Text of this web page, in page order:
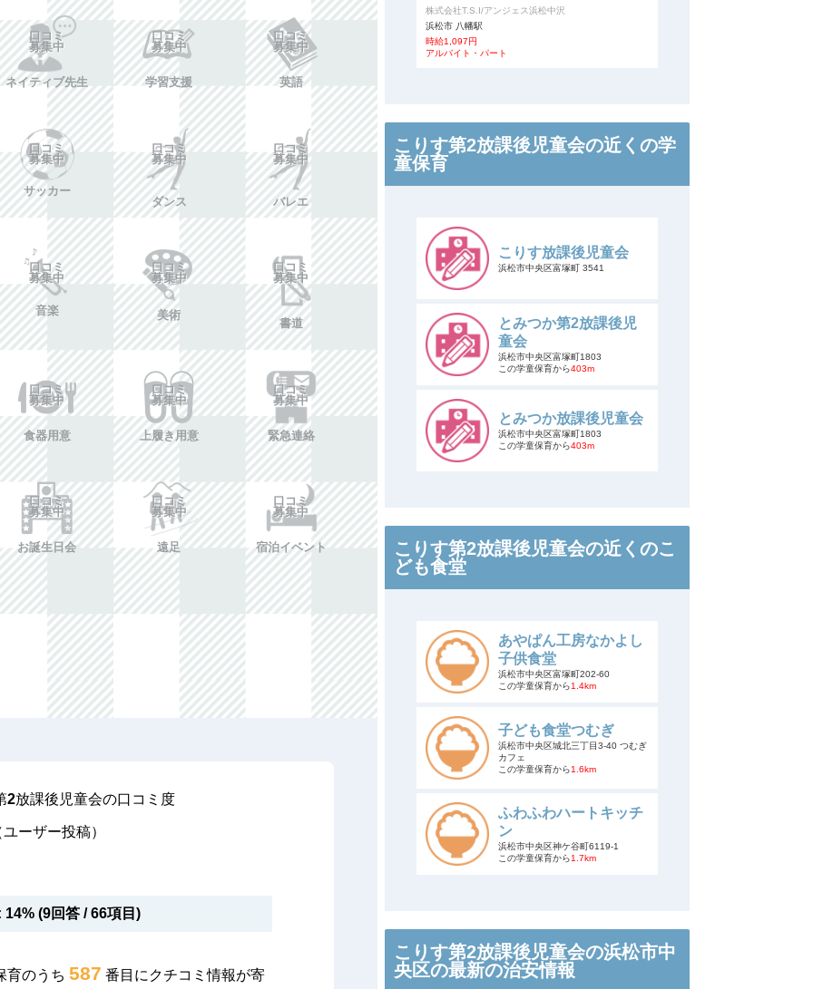
口コミ
募集中
ネイティブ先生
口コミ
募集中
学習支援
口コミ
募集中
英語
口コミ
募集中
サッカー
口コミ
募集中
ダンス
口コミ
募集中
バレエ
口コミ
募集中
音楽
口コミ
募集中
美術
口コミ
募集中
書道
口コミ
募集中
食器用意
口コミ
募集中
上履き用意
口コミ
募集中
緊急連絡
口コミ
募集中
お誕生日会
口コミ
募集中
遠足
口コミ
募集中
宿泊イベント
2放課後児童会の口コミ度
ユーザー投稿）
14% (9回答 / 66項目)
育のうち 587 番目にクチコミ情報が寄
株式会社T.S.I/アンジェス浜松中沢
浜松市 八幡駅
時給1,097円
アルバイト・パート
こりす第2放課後児童会の近くの学
童保育
こりす放課後児童会
浜松市中央区富塚町 3541
とみつか第2放課後児
童会
浜松市中央区富塚町1803
この学童保育から403m
とみつか放課後児童会
浜松市中央区富塚町1803
この学童保育から403m
こりす第2放課後児童会の近くのこ
ども食堂
あやぱん工房なかよし
子供食堂
浜松市中央区富塚町202-60
この学童保育から1.4km
子ども食堂つむぎ
浜松市中央区城北三丁目3-40 つむぎ
カフェ
この学童保育から1.6km
ふわふわハートキッチ
ン
浜松市中央区神ケ谷町6119-1
この学童保育から1.7km
こりす第2放課後児童会の浜松市中
央区の最新の治安情報